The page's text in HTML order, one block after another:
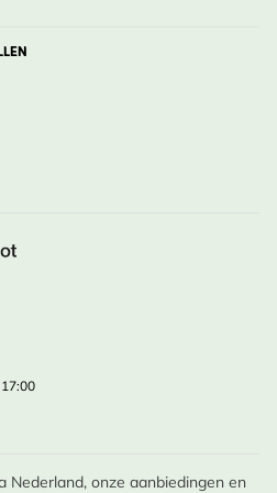
Nederland, onze aanbiedingen en